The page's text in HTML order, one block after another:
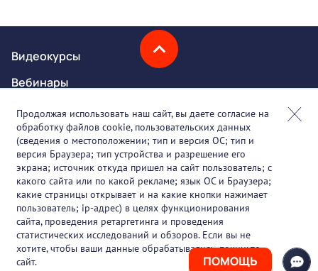
ПОМОЩЬ
Видеокурсы
Вебинары
Онлайн-события
Партнеры
О проекте
Вакансии
Блог
Контакты
Продолжая использовать наш сайт, вы даете согласие на
обработку файлов cookie, пользовательских данных
(сведения о местоположении; тип и версия ОС; тип и
версия Браузера; тип устройства и разрешение его
экрана; источник откуда пришел на сайт пользователь; с
какого сайта или по какой рекламе; язык ОС и Браузера;
какие страницы открывает и на какие кнопки нажимает
пользователь; ip-адрес) в целях функционирования
сайта, проведения ретаргетинга и проведения
статистических исследований и обзоров. Если вы не
хотите, чтобы ваши данные обрабатывались, покиньте
сайт.